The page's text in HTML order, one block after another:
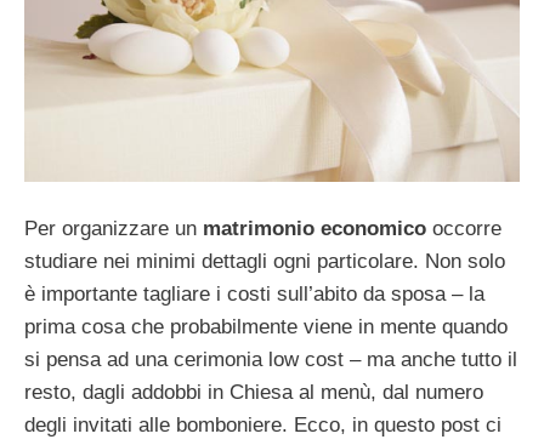
Per organizzare un matrimonio economico occorre
studiare nei minimi dettagli ogni particolare. Non solo
è importante tagliare i costi sull’abito da sposa – la
prima cosa che probabilmente viene in mente quando
si pensa ad una cerimonia low cost – ma anche tutto il
resto, dagli addobbi in Chiesa al menù, dal numero
degli invitati alle bomboniere. Ecco, in questo post ci